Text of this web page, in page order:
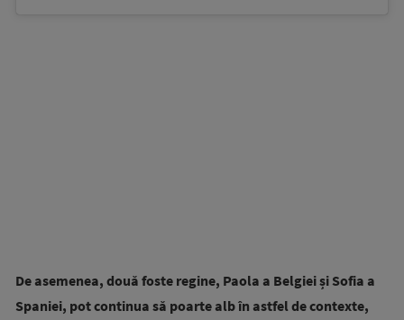
De asemenea, două foste regine, Paola a Belgiei și Sofia a
Spaniei, pot continua să poarte alb în astfel de contexte,